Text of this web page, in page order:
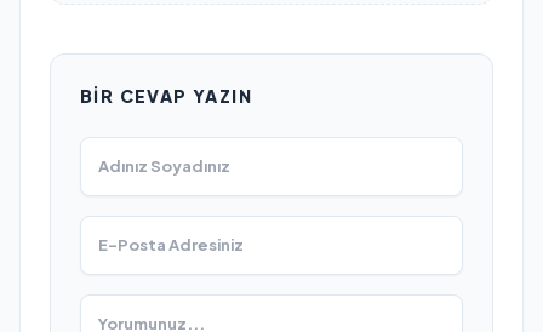
BIR CEVAP YAZIN